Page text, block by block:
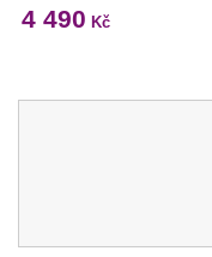
4 490 Kč